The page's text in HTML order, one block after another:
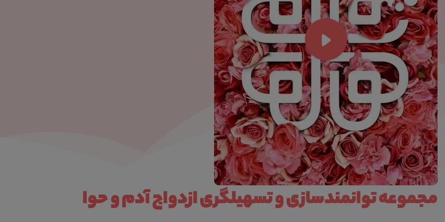
مجموعه توانمندسازی و تسهیلگری ازدواج آدم و حوا